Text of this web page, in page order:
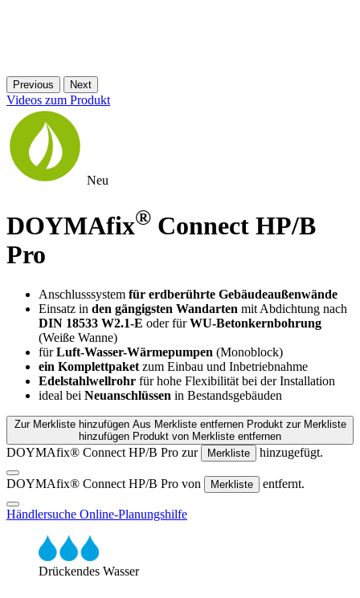
Previous Next
Videos zum Produkt
Neu
DOYMAfix® Connect HP/B
Pro
Anschlusssystem für erdberührte Gebäudeaußenwände
Einsatz in den gängigsten Wandarten mit Abdichtung nach
DIN 18533 W2.1-E oder fürWU-Betonkernbohrung
(Weiße Wanne)
fürLuft-Wasser-Wärmepumpen (Monoblock)
ein Komplettpaket zum Einbau und Inbetriebnahme
Edelstahlwellrohr für hohe Flexibilität bei der Installation
ideal bei Neuanschlüssen in Bestandsgebäuden
Zur Merkliste hinzufügen Aus Merkliste entfernen Produkt zur Merkliste
hinzufügen Produkt von Merkliste entfernen
DOYMAfix® Connect HP/B Pro zur Merkliste hinzugefügt.
DOYMAfix® Connect HP/B Pro von Merkliste entfernt.
Händlersuche Online-Planungshilfe
Drückendes Wasser